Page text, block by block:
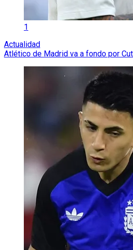
1
Actualidad
Atlético de Madrid va a fondo por